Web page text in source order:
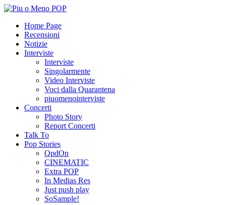
Home Page
Recensioni
Notizie
Interviste
Interviste
Singolarmente
Video Interviste
Voci dalla Quarantena
piuomenointerviste
Concerti
Photo Story
Report Concerti
Talk To
Pop Stories
QpdOn
CINEMATIC
Extra POP
In Medias Res
Just push play
SoSample!